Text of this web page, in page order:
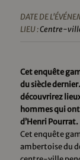
DATE DE
LIEU :Centre-
Cet enquête
du siècle
découvrirez
hommes qui
d’Henri Pourrat.
Cet enquête
ambertoise du